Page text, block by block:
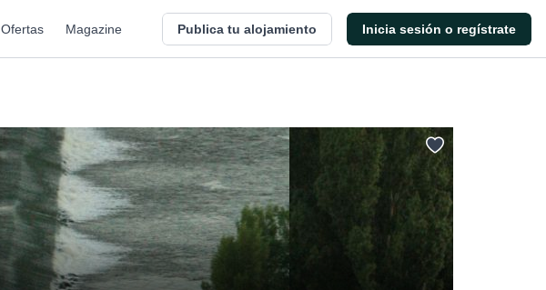
Ofertas Magazine Publica tu alojamiento Inicia sesión o regístrate